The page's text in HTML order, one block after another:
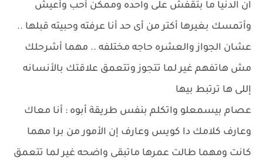
ان الدنيا ما بتقفش على واحده وممكن أحب وأعيش
وأتمسك بغيرها أكتر من أى حد أنا عرفته وحبيته قبلها ..
عشان الجواز والعشره حاجه مختلفه .. مهما أشرحلك
مش هاتفهم غير لما تتجوز وتتعمق علاقتك بالأنسانه
إللى ها ترتبط بيها
عصام بيسمعلو واتكلم بنفس طريقة أبوه : أنا معاك
وعارف كلامك دا كويس وعارف إن الأمور من برا مهما
كانت ومهما طالت عمرها ماتبقى واضحه غير لما تتعمق